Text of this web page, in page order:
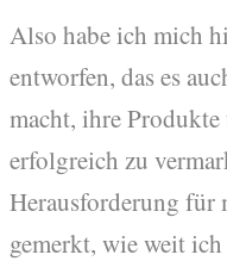
Also habe ich mich
entworfen, das es
macht, ihre
erfolgreich zu
Herausforderung für
gemerkt, wie weit